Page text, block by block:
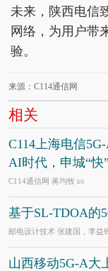
未来，陕西电信
网络，为用户带
验。
来源：C114通信网
相关
C114上海电信
AI时代，申城“快
C114通信网 蒋均牧 8/6
基于SL-TDOA的
邮电设计技术 张建国，李益
山西移动5G-A大